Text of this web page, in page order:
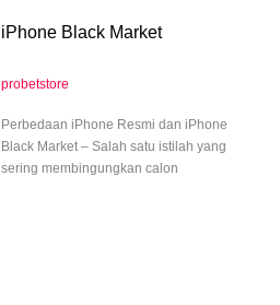
iPhone Black Market
probetstore
Perbedaan iPhone Resmi dan iPhone
Black Market – Salah satu istilah yang
sering membingungkan calon